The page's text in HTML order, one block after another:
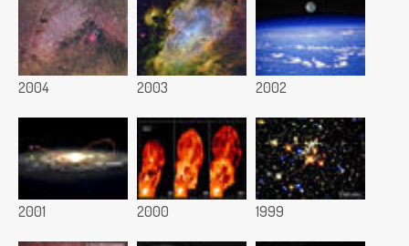
2004 2003 2002
2001 2000 1999